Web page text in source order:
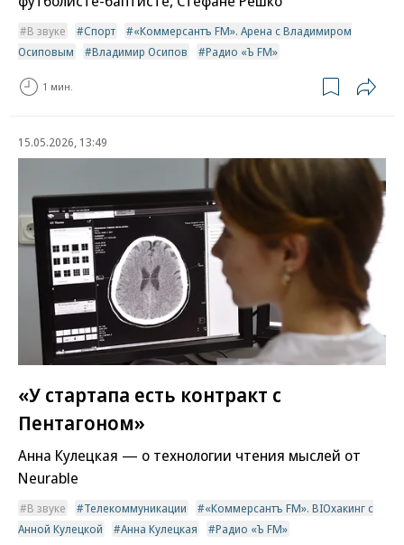
В звуке Спорт
«Коммерсантъ FM». Арена с Владимиром
Осиповым
Владимир Осипов Радио «Ъ FM»
1 мин.
15.05.2026, 13:49
«У стартапа есть контракт с
Пентагоном»
Анна Кулецкая — о технологии чтения мыслей от
Neurable
В звуке Телекоммуникации
«Коммерсантъ FM». BIOхакинг с
Анной Кулецкой
Анна Кулецкая Радио «Ъ FM»